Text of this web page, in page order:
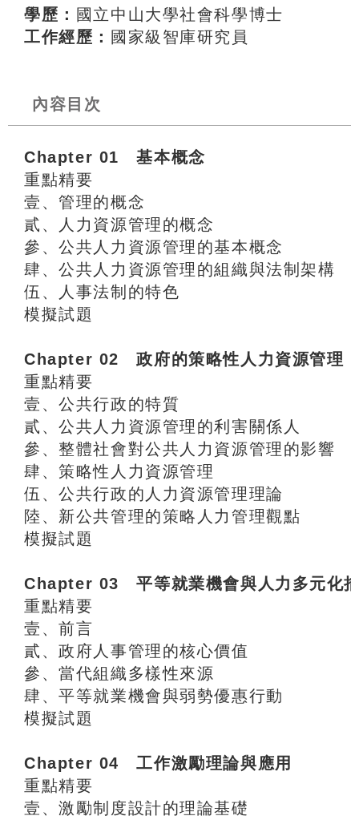
學歷： 國立中山大學社會科學博士
工作經歷： 國家級智庫研究員
內容目次
Chapter 01 基本概念
重點精要
壹、管理的概念
貳、人力資源管理的概念
參、公共人力資源管理的基本概念
肆、公共人力資源管理的組織與法制架構
伍、人事法制的特色
模擬試題
Chapter 02 政府的策略性人力資源管理
重點精要
壹、公共行政的特質
貳、公共人力資源管理的利害關係人
參、整體社會對公共人力資源管理的影響
肆、策略性人力資源管理
伍、公共行政的人力資源管理理論
陸、新公共管理的策略人力管理觀點
模擬試題
Chapter 03 平等就業機會與人力多元化
重點精要
壹、前言
貳、政府人事管理的核心價值
參、當代組織多樣性來源
肆、平等就業機會與弱勢優惠行動
模擬試題
Chapter 04 工作激勵理論與應用
重點精要
壹、激勵制度設計的理論基礎